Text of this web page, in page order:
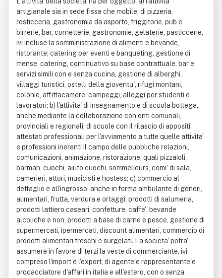
artigianale sia in sede fissa che mobile, di pizzeria,
rosticceria, gastronomia da asporto, friggitorie, pub e
birrerie, bar, cornetterie, gastronomie, gelaterie, pasticcerie,
ivi incluse la somministrazione di alimenti e bevande,
ristorante; catering per eventi e banqueting, gestione di
mense, catering, continuativo su base contrattuale, bar e
servizi simili con e senza cucina, gestione di alberghi,
villaggi turistici, ostelli della gioventu', rifugi montani,
colonie, affittacamere, campeggi, alloggi per studenti e
lavoratori; b) l'attivita' di insegnamento e di scuola bottega,
anche mediante la collaborazione con enti comunali,
provinciali e regionali, di scuole con il rilascio di appositi
attestati professionali per l'avviamento a tutte quelle attivita'
e professioni inerenti il campo delle pubbliche relazioni,
comunicazioni, animazione, ristorazione, quali pizzaioli,
barman, cuochi, aiuto cuochi, sommelieurs, comi' di sala,
camerieri, attori, musicisti e hostess; c) commercio al
dettaglio e all'ingrosso, anche in forma ambulante di generi,
alimentari, frutta, verdura e ortaggi, prodotti di salumeria,
prodotti lattiero caseari, confetture, caffe', bevande
alcoliche e non, prodotti a base di carne e pesce, gestione di
supermercati, ipermercati, discount alimentari, commercio di
prodotti alimentari freschi e surgelati. La societa' potra'
assumere in favore di terzi la veste di commerciante, ivi
compreso l'import e l'export, di agente e rappresentante e
procacciatore d'affari in italia e all'estero, con o senza